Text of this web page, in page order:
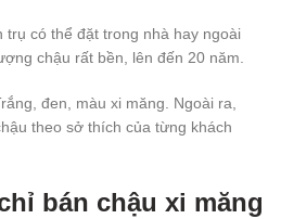
trụ có thể đặt trong nhà hay ngoài
chậu rất bền, lên đến 20 năm.
đen, màu xi măng. Ngoài ra,
theo sở thích của từng khách
bán chậu xi măng